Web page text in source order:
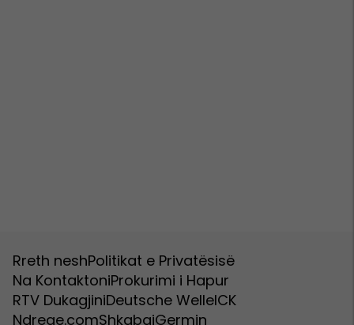
Rreth neshPolitikat e Privatësisë
Na KontaktoniProkurimi i Hapur
RTV DukagjiniDeutsche WelleICK
Ndreqe.comShkabajGermin